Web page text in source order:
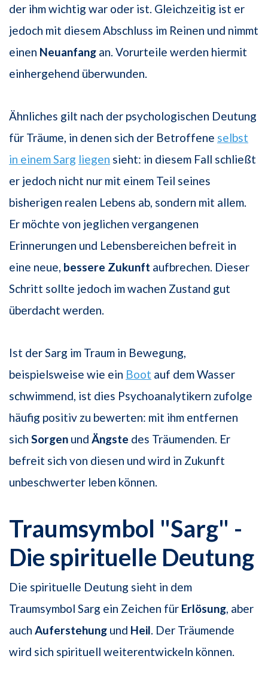
der ihm wichtig war oder ist. Gleichzeitig ist er
jedoch mit diesem Abschluss im Reinen und nimmt
einen Neuanfang an. Vorurteile werden hiermit
einhergehend überwunden.
Ähnliches gilt nach der psychologischen Deutung
für Träume, in denen sich der Betroffene selbst
in einem Sarg liegen sieht: in diesem Fall schließt
er jedoch nicht nur mit einem Teil seines
bisherigen realen Lebens ab, sondern mit allem.
Er möchte von jeglichen vergangenen
Erinnerungen und Lebensbereichen befreit in
eine neue, bessere Zukunft aufbrechen. Dieser
Schritt sollte jedoch im wachen Zustand gut
überdacht werden.
Ist der Sarg im Traum in Bewegung,
beispielsweise wie ein Boot auf dem Wasser
schwimmend, ist dies Psychoanalytikern zufolge
häufig positiv zu bewerten: mit ihm entfernen
sich Sorgen und Ängste des Träumenden. Er
befreit sich von diesen und wird in Zukunft
unbeschwerter leben können.
Traumsymbol "Sarg" -
Die spirituelle Deutung
Die spirituelle Deutung sieht in dem
Traumsymbol Sarg ein Zeichen für Erlösung , aber
auch Auferstehung und Heil . Der Träumende
wird sich spirituell weiterentwickeln können.